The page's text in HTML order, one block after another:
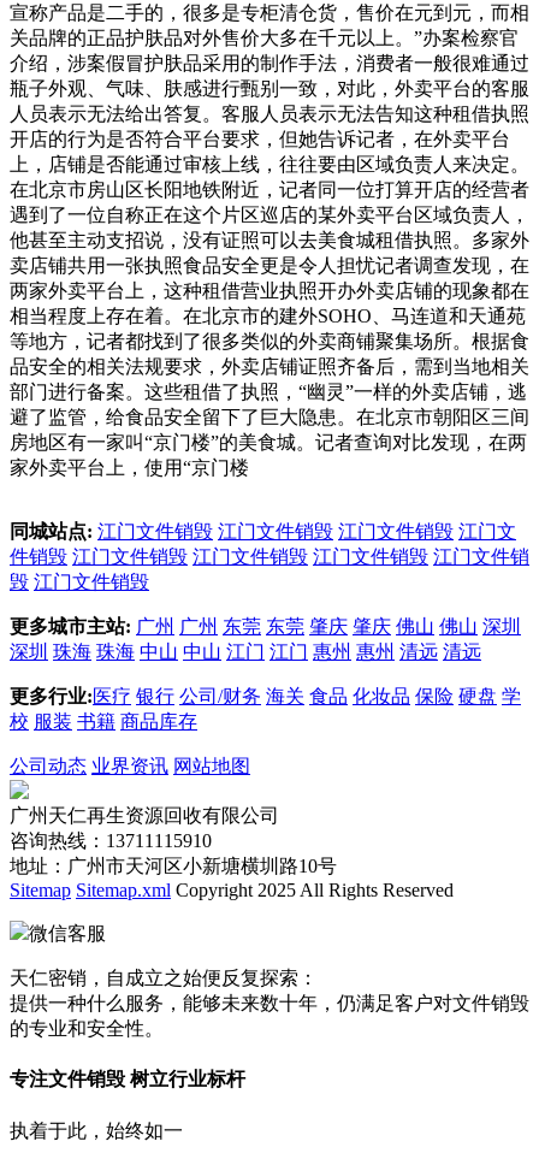
宣称产品是二手的，很多是专柜清仓货，售价在元到元，而相
关品牌的正品护肤品对外售价大多在千元以上。”办案检察官
介绍，涉案假冒护肤品采用的制作手法，消费者一般很难通过
瓶子外观、气味、肤感进行甄别一致，对此，外卖平台的客服
人员表示无法给出答复。客服人员表示无法告知这种租借执照
开店的行为是否符合平台要求，但她告诉记者，在外卖平台
上，店铺是否能通过审核上线，往往要由区域负责人来决定。
在北京市房山区长阳地铁附近，记者同一位打算开店的经营者
遇到了一位自称正在这个片区巡店的某外卖平台区域负责人，
他甚至主动支招说，没有证照可以去美食城租借执照。多家外
卖店铺共用一张执照食品安全更是令人担忧记者调查发现，在
两家外卖平台上，这种租借营业执照开办外卖店铺的现象都在
相当程度上存在着。在北京市的建外SOHO、马连道和天通苑
等地方，记者都找到了很多类似的外卖商铺聚集场所。根据食
品安全的相关法规要求，外卖店铺证照齐备后，需到当地相关
部门进行备案。这些租借了执照，“幽灵”一样的外卖店铺，逃
避了监管，给食品安全留下了巨大隐患。在北京市朝阳区三间
房地区有一家叫“京门楼”的美食城。记者查询对比发现，在两
家外卖平台上，使用“京门楼
同城站点: 江门文件销毁 江门文件销毁 江门文件销毁 江门文
件销毁 江门文件销毁 江门文件销毁 江门文件销毁 江门文件销
毁 江门文件销毁
更多城市主站: 广州 广州 东莞 东莞 肇庆 肇庆 佛山 佛山 深圳
深圳 珠海 珠海 中山 中山 江门 江门 惠州 惠州 清远 清远
更多行业:医疗 银行 公司/财务 海关 食品 化妆品 保险 硬盘 学
校 服装 书籍 商品库存
公司动态 业界资讯 网站地图
广州天仁再生资源回收有限公司
咨询热线：13711115910
地址：广州市天河区小新塘横圳路10号
Sitemap Sitemap.xml Copyright 2025 All Rights Reserved
微信客服
天仁密销，自成立之始便反复探索：
提供一种什么服务，能够未来数十年，仍满足客户对文件销毁
的专业和安全性。
专注文件销毁 树立行业标杆
执着于此，始终如一